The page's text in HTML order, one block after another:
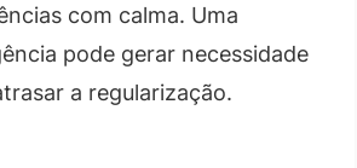
com calma. Uma
pode gerar necessidade
a regularização.